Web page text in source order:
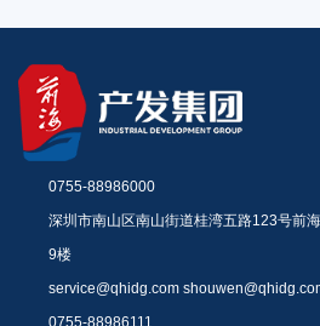
0755-88986000
深圳市南山区南山街道桂湾五路123号前
9楼
service@qhidg.com
0755-88986111